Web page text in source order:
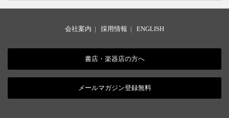
会社案内 | 採用情報 | ENGLISH
書店・楽器店の方へ
メールマガジン登録無料